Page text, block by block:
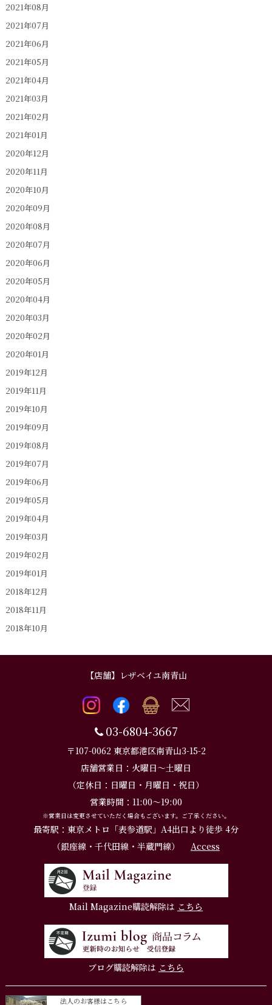
2021年08月
2021年07月
2021年06月
2021年05月
2021年04月
2021年03月
2021年02月
2021年01月
2020年12月
2020年11月
2020年10月
2020年09月
2020年08月
2020年07月
2020年06月
2020年05月
2020年04月
2020年03月
2020年02月
2020年01月
2019年12月
2019年11月
2019年10月
2019年09月
2019年08月
2019年07月
2019年06月
2019年05月
2019年04月
2019年03月
2019年02月
2019年01月
2018年12月
2018年11月
2018年10月
【店舗】レザベイユ南青山
03-6804-3667
〒107-0062 東京都港区南青山3-15-2
店舗営業日：火曜日～土曜日
（定休日：日曜日・月曜日・祝日）
営業時間：11:00～19:00
※営業日は変更させていただく場合もございます。ご了承ください。
最寄駅：東京メトロ「表参道駅」A4出口より徒歩 4分
（銀座線・千代田線・半蔵門線）
Access
Mail Magazine購読解除は こちら
ブログ購読解除は こちら
法人のお客様はこちら